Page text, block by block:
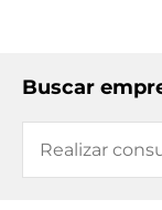
Buscar